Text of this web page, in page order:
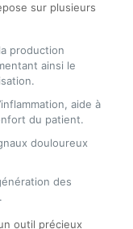
sur plusieurs
production
ainsi le
aide à
du patient.
douloureux
des
outil précieux